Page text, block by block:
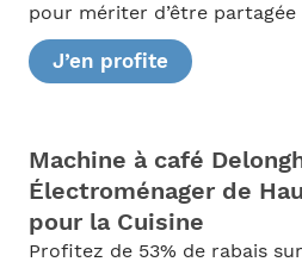
pour mériter d’être partagée
J’en profite
Machine à café
Électroménager de
pour la Cuisine
Profitez de 53% de rabais